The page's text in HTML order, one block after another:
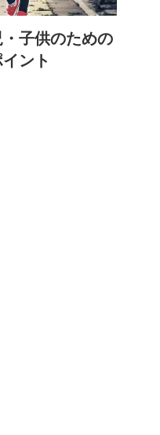
子供のための
ント